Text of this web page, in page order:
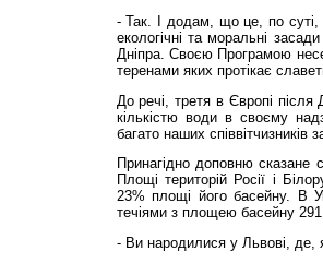
- Так. І додам, що це, по суті,
екологічні та моральні
Дніпра. Своєю Програмою
теренами яких протікає
До речі, третя в Європі
кількістю води в своєму
багато наших співвітчизників
Принагідно доповню
Площі територій Росії і
23% площі його басейну. В
течіями з площею басейну
- Ви народилися у Львові, де,